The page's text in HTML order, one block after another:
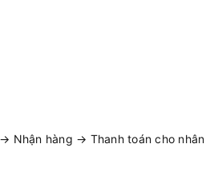
hàng → Thanh toán cho